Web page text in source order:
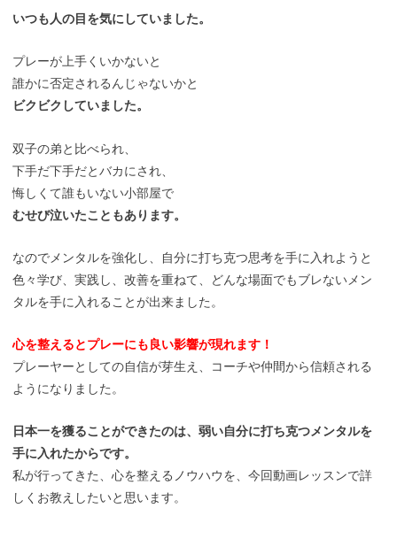
いつも人の目を気にしていました。
プレーが上手くいかないと
誰かに否定されるんじゃないかと
ビクビクしていました。
双子の弟と比べられ、
下手だ下手だとバカにされ、
悔しくて誰もいない小部屋で
むせび泣いたこともあります。
なのでメンタルを強化し、自分に打ち克つ思考を手に入れようと
色々学び、実践し、改善を重ねて、どんな場面でもブレないメン
タルを手に入れることが出来ました。
心を整えるとプレーにも良い影響が現れます！
プレーヤーとしての自信が芽生え、コーチや仲間から信頼される
ようになりました。
日本一を獲ることができたのは、弱い自分に打ち克つメンタルを
手に入れたからです。
私が行ってきた、心を整えるノウハウを、今回動画レッスンで詳
しくお教えしたいと思います。